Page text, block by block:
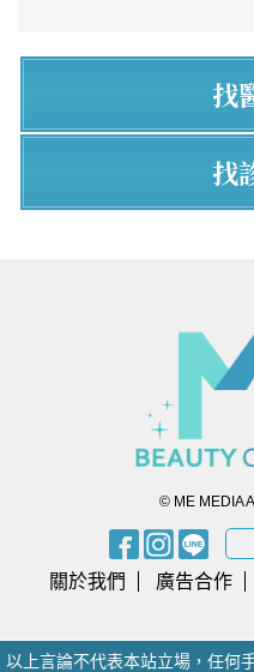
找
找
© ME MEDIA
關於我們 廣告合作
以上言論不代表本站立場，任何